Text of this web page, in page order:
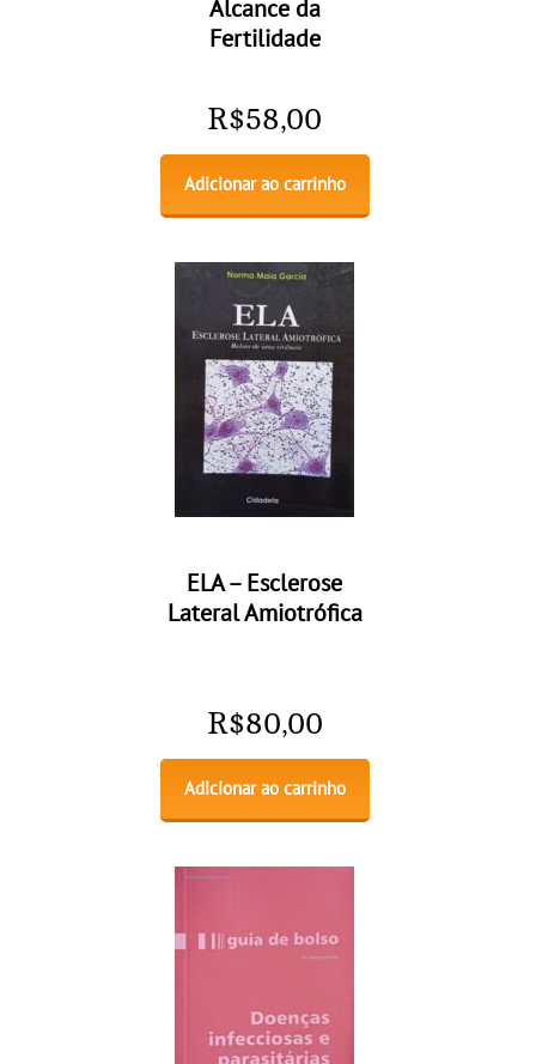
Alcance da
Fertilidade
R$58,00
Adicionar ao carrinho
ELA – Esclerose
Lateral Amiotrófica
R$80,00
Adicionar ao carrinho